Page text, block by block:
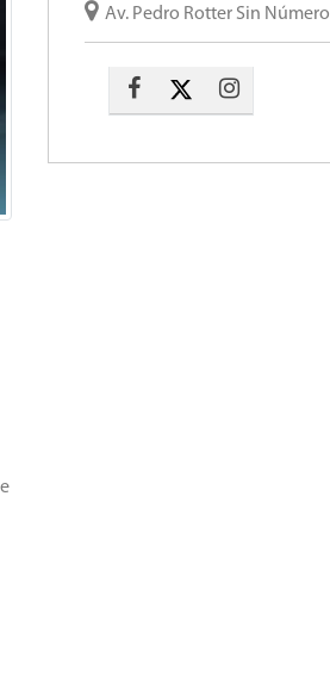
Av. Pedro Rotter Sin Número